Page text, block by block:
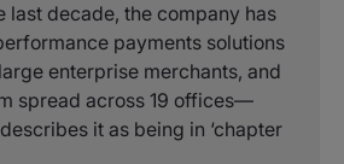
last decade, the company has
payments solutions
enterprise merchants, and
spread across 19 offices—
it as being in ‘chapter